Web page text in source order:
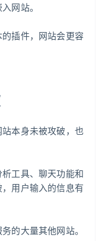
网站。
插件，网站会更容
本身未被攻破，也
工具、聊天功能和
用户输入的信息有
的大量其他网站。